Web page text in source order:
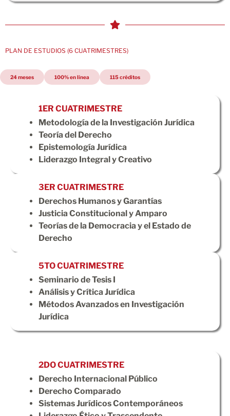
PLAN DE ESTUDIOS (6 CUATRIMESTRES)
24 meses 100% en línea 115 créditos
1ER CUATRIMESTRE
Metodología de la Investigación Jurídica
Teoría del Derecho
Epistemología Jurídica
Liderazgo Integral y Creativo
3ER CUATRIMESTRE
Derechos Humanos y Garantías
Justicia Constitucional y Amparo
Teorías de la Democracia y el Estado de
Derecho
5TO CUATRIMESTRE
Seminario de Tesis I
Análisis y Crítica Jurídica
Métodos Avanzados en Investigación
Jurídica
2DO CUATRIMESTRE
Derecho Internacional Público
Derecho Comparado
Sistemas Jurídicos Contemporáneos